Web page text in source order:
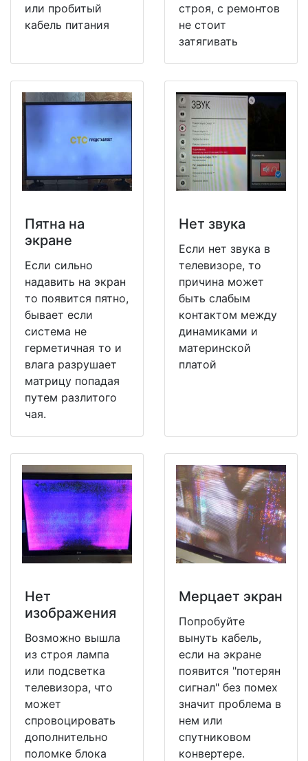
или пробитый
кабель питания
строя, с ремонтов
не стоит
затягивать
Пятна на
экране
Если сильно
надавить на экран
то появится пятно,
бывает если
система не
герметичная то и
влага разрушает
матрицу попадая
путем разлитого
чая.
Нет звука
Если нет звука в
телевизоре, то
причина может
быть слабым
контактом между
динамиками и
материнской
платой
Нет
изображения
Возможно вышла
из строя лампа
или подсветка
телевизора, что
может
спровоцировать
дополнительно
поломке блока
Мерцает экран
Попробуйте
вынуть кабель,
если на экране
появится "потерян
сигнал" без помех
значит проблема в
нем или
спутниковом
конвертере.